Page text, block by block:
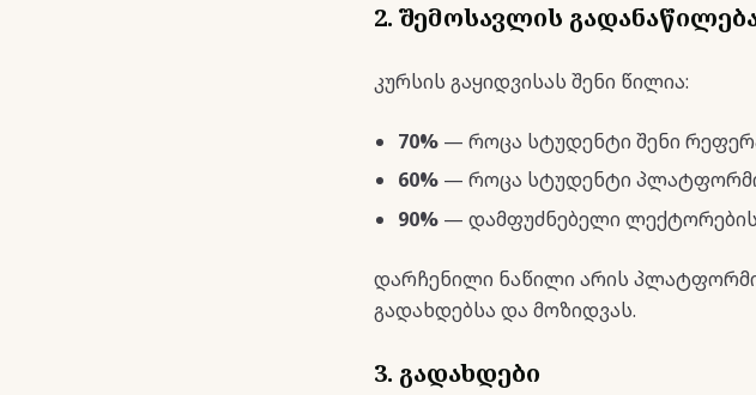
2. შემოსავლის
კურსის გაყიდვისას შენი წილია:
70% — როცა სტუდენტი შენი
60% — როცა სტუდენტი
90% — დამფუძნებელი
დარჩენილი ნაწილი არის
გადახდებსა და მოზიდვას.
3. გადახდები